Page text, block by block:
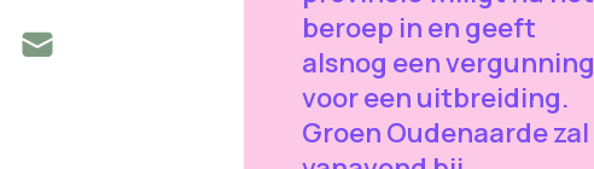
beroep in en geeft
alsnog een vergunning
voor een uitbreiding.
Groen Oudenaarde zal